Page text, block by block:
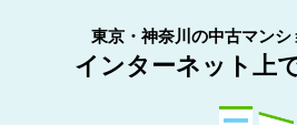
東京・神奈川の中古マンシ
インターネット上